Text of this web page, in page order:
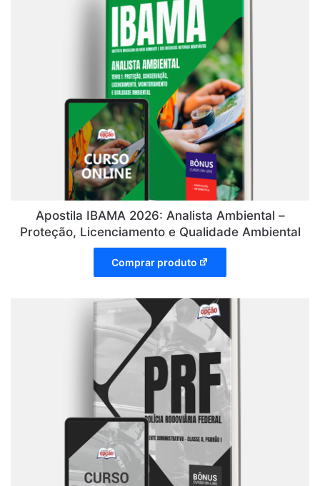
Apostila IBAMA 2026: Analista Ambiental –
Proteção, Licenciamento e Qualidade Ambiental
Comprar produto